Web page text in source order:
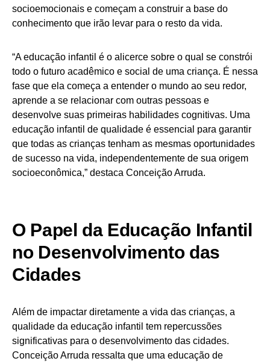
socioemocionais e começam a construir a base do
conhecimento que irão levar para o resto da vida.
“A educação infantil é o alicerce sobre o qual se constrói
todo o futuro acadêmico e social de uma criança. É nessa
fase que ela começa a entender o mundo ao seu redor,
aprende a se relacionar com outras pessoas e
desenvolve suas primeiras habilidades cognitivas. Uma
educação infantil de qualidade é essencial para garantir
que todas as crianças tenham as mesmas oportunidades
de sucesso na vida, independentemente de sua origem
socioeconômica,” destaca Conceição Arruda.
O Papel da Educação Infantil
no Desenvolvimento das
Cidades
Além de impactar diretamente a vida das crianças, a
qualidade da educação infantil tem repercussões
significativas para o desenvolvimento das cidades.
Conceição Arruda ressalta que uma educação de